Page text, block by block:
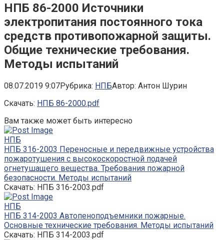
НПБ 86-2000 Источники
электропитания постоянного тока
средств противопожарной защиты.
Общие технические требования.
Методы испытаний
08.07.2019 9:07Рубрика: НПБАвтор: Антон Шурин
Скачать: НПБ 86-2000.pdf
Вам также может быть интересно
НПБ
НПБ 316-2003 Переносные и передвижные устройства
пожаротушения с высокоскоростной подачей
огнетушащего вещества. Требования пожарной
безопасности. Методы испытаний
Скачать: НПБ 316-2003.pdf
НПБ
НПБ 314-2003 Автопеноподъемники пожарные.
Основные технические требования. Методы испытаний
Скачать: НПБ 314-2003.pdf